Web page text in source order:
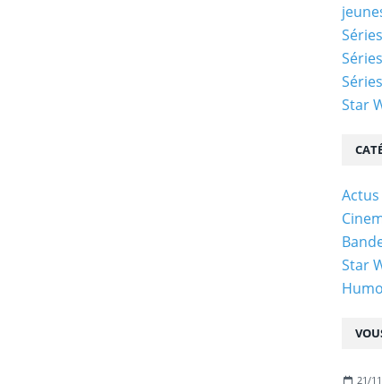
21/
Star
Star